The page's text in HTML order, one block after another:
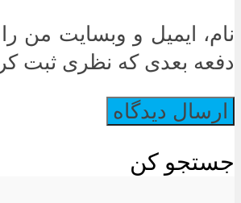
نام، ایمیل و وبسایت من
دفعه بعدی که نظری ثبت
جستجو کن